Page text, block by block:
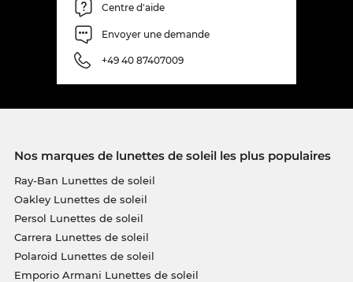
Centre d'aide
Envoyer une demande
+49 40 87407009
Nos marques de lunettes de soleil les plus populaires
Ray-Ban Lunettes de soleil
Oakley Lunettes de soleil
Persol Lunettes de soleil
Carrera Lunettes de soleil
Polaroid Lunettes de soleil
Emporio Armani Lunettes de soleil